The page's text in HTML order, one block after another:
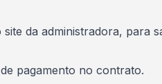
da administradora, para
pagamento no contrato.